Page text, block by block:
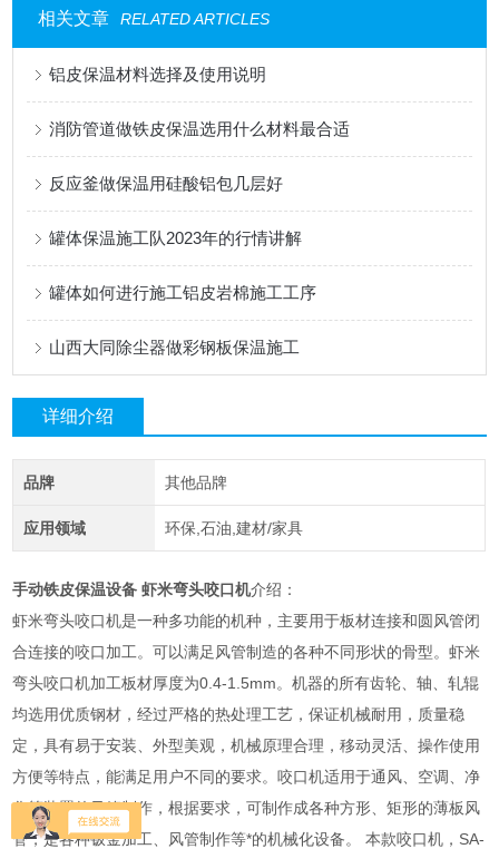
相关文章 RELATED ARTICLES
铝皮保温材料选择及使用说明
消防管道做铁皮保温选用什么材料最合适
反应釜做保温用硅酸铝包几层好
罐体保温施工队2023年的行情讲解
罐体如何进行施工铝皮岩棉施工工序
山西大同除尘器做彩钢板保温施工
详细介绍
品牌 其他品牌
应用领域 环保,石油,建材/家具
手动铁皮保温设备 虾米弯头咬口机介绍：
虾米弯头咬口机是一种多功能的机种，主要用于板材连接和圆风管闭
合连接的咬口加工。可以满足风管制造的各种不同形状的骨型。虾米
弯头咬口机加工板材厚度为0.4-1.5mm。机器的所有齿轮、轴、轧辊
均选用优质钢材，经过严格的热处理工艺，保证机械耐用，质量稳
定，具有易于安装、外型美观，机械原理合理，移动灵活、操作使用
方便等特点，能满足用户不同的要求。咬口机适用于通风、空调、净
化等装置的风管制作，根据要求，可制作成各种方形、矩形的薄板风
管，是各种钣金加工、风管制作等*的机械化设备。 本款咬口机，SA-